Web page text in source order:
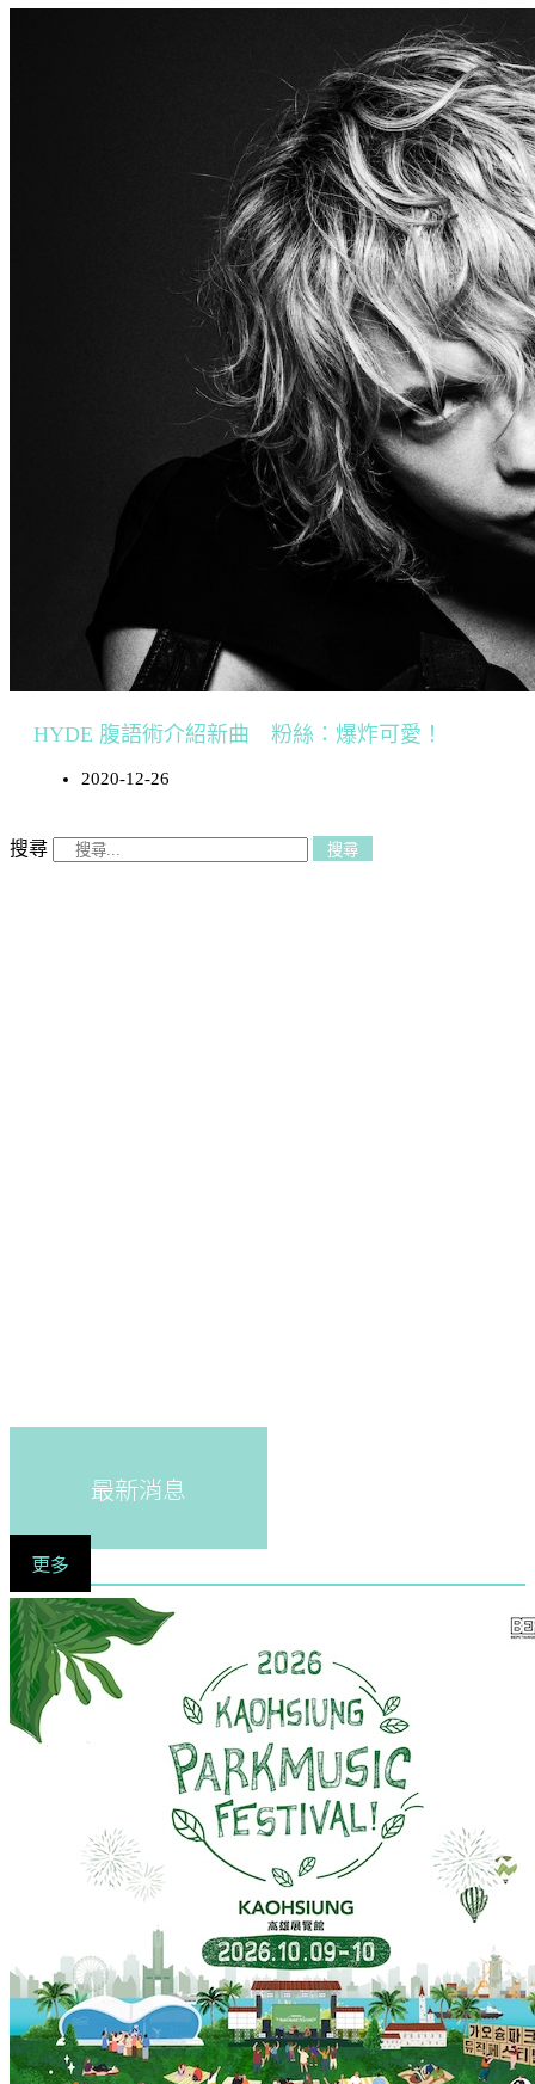
HYDE 腹語術介紹新曲 粉絲：爆炸可愛！
2020-12-26
搜尋 搜尋
最新消息
更多